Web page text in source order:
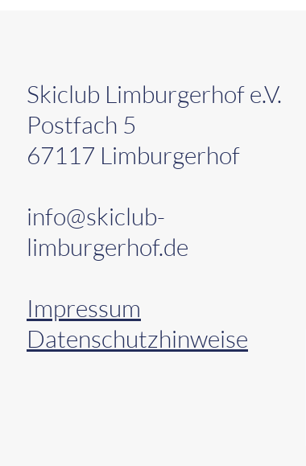
Skiclub Limburgerhof e.V.
Postfach 5
67117 Limburgerhof
info@skiclub-
limburgerhof.de
Impressum
Datenschutzhinweise